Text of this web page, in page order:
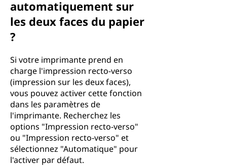
automatiquement sur
les deux faces du papier
?
Si votre imprimante prend en
charge l'impression recto-verso
(impression sur les deux faces),
vous pouvez activer cette fonction
dans les paramètres de
l'imprimante. Recherchez les
options "Impression recto-verso"
ou "Impression recto-verso" et
sélectionnez "Automatique" pour
l'activer par défaut.